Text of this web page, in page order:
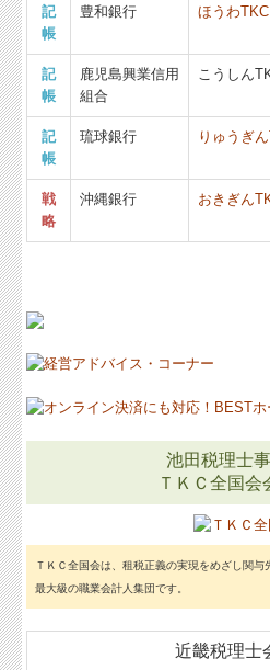
記
帳
豊和銀行 ほうわ
記
帳
鹿児島興業信用
組合
こうしん
記
帳
琉球銀行 りゅうぎ
戦
略
沖縄銀行 おきぎん
池田税理士
ＴＫＣ全国会
ＴＫＣ全国会は、租税正義の実現をめざし関
最大級の職業会計人集団です。
近畿税理士